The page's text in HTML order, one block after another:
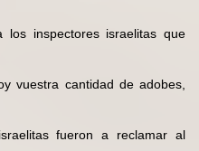
los inspectores israelitas que
vuestra cantidad de adobes,
fueron a reclamar al